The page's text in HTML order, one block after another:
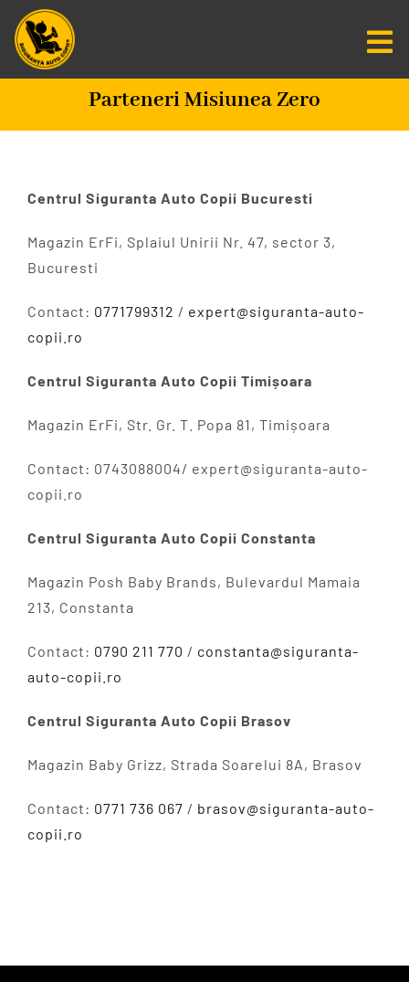
Salt
conținut
Centru De Informare
Scaune Auto
Programare
CAUTARE...
Parteneri Misiunea Zero
Centrul Siguranta Auto Copii Bucuresti
Magazin ErFi, Splaiul Unirii Nr. 47, sector 3,
Bucuresti
Contact: 0771799312 / expert@siguranta-auto-
copii.ro
Centrul Siguranta Auto Copii Timișoara
Magazin ErFi, Str. Gr. T. Popa 81, Timișoara
Contact: 0743088004/ expert@siguranta-auto-
copii.ro
Centrul Siguranta Auto Copii Constanta
Magazin Posh Baby Brands, Bulevardul Mamaia
213, Constanta
Contact: 0790 211 770 / constanta@siguranta-
auto-copii.ro
Centrul Siguranta Auto Copii Brasov
Magazin Baby Grizz, Strada Soarelui 8A, Brasov
Contact: 0771 736 067 / brasov@siguranta-auto-
copii.ro